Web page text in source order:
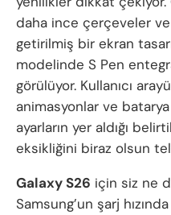
daha ince çerçeveler
getirilmiş bir ekran
modelinde S Pen
görülüyor. Kullanıcı
animasyonlar ve
ayarların yer aldığı
eksikliğini biraz olsun
Galaxy S26 için siz ne
Samsung’un şarj